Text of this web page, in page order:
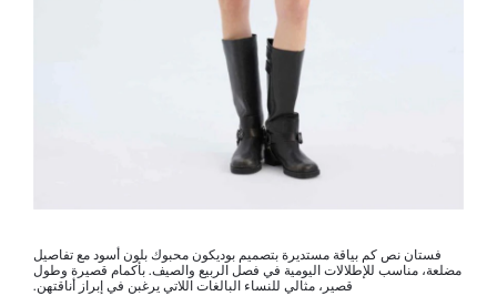
فستان نص كم بياقة مستديرة بتصميم بوديكون محبوك بلون أسود مع تفاصيل
مضلعة، مناسب للإطلالات اليومية في فصل الربيع والصيف. بأكمام قصيرة وطول
قصير، مثالي للنساء البالغات اللاتي يرغبن في إبراز أناقتهن.